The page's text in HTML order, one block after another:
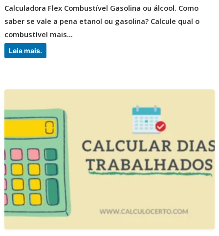
Calculadora Flex Combustível Gasolina ou álcool. Como
saber se vale a pena etanol ou gasolina? Calcule qual o
combustível mais...
Leia mais.